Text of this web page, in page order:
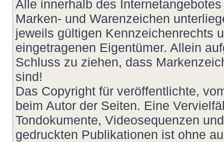
Alle innerhalb des
Marken- und Warenzeichen
jeweils gültigen Kennzeichenrechts
eingetragenen Eigentümer. Allein
Schluss zu ziehen, dass
sind!
Das Copyright für veröffentlichte,
beim Autor der Seiten. Eine
Tondokumente, Videosequenzen
gedruckten Publikationen ist ohne